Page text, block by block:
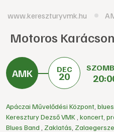
www.kereszturyvmk.hu
Motoros
DEC
20
Apáczai Művelődési Központ blues
Keresztury Dezső VMK koncert
Blues Band
Zaklatás